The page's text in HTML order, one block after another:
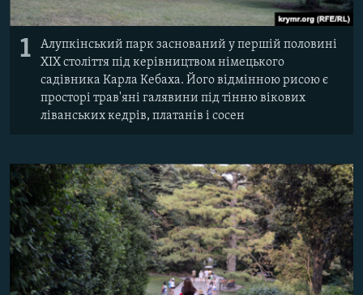
1
Алупкінський парк заснований у першій половині
XIX століття під керівництвом німецького
садівника Карла Кебаха. Його відмінною рисою є
просторі трав'яні галявини під тінню вікових
ліванських кедрів, платанів і сосен